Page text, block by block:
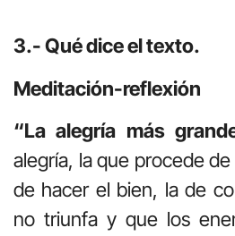
3.- Qué dice el texto.
Meditación-reflexión
“La alegría más
alegría, la que procede
de hacer el bien, la de
no triunfa y que los